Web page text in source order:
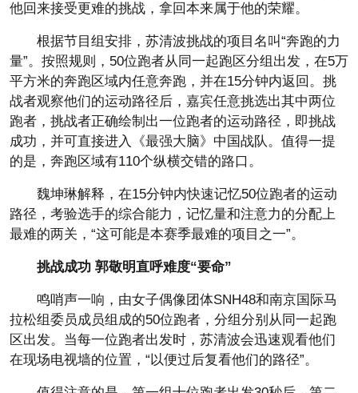
他回来接受更难的挑战，拿回本来属于他的荣耀。
根据节目组安排，苏清波挑战的项目名叫“奔跑的力
量”。按照规则，50位跑者从同一起跑区分组出发，在5万
平方米的奔跑区域内任意奔跑，并在15分钟内返回。挑
战者观察他们的运动路径后，嘉宾任意挑选出其中两位
跑者，挑战者正确绘制出一位跑者的运动路径，即挑战
成功，并可直接进入《最强大脑》中国战队。值得一提
的是，奔跑区域有110个纵横交错的路口。
魏坤琳解释，在15分钟内快速记忆50位跑者的运动
路径，考验选手的综合能力，记忆量和注意力的分配上
最难的两关，“这可能是本赛季最难的项目之一”。
挑战成功 郭敬明直呼难度“要命”
鸣哨声一响，由女子偶像团体SNH48和南京国际马
拉松组委员成员组成的50位跑者，分组分别从同一起跑
区出发。当每一位跑者出发时，苏清波会迅速观看他们
在现场电视墙的位置，“以便过后复看他们的路径”。